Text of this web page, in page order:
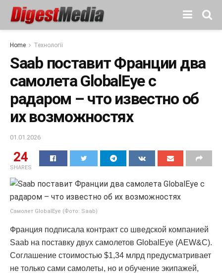
Home Технології
Saab поставит Франции два
самолета GlobalEye с
радаром – что известно об
их возможностях
01.01.2026
24
SHARES
Самолет GlobalEye (Фото: Saab)
Франция подписала контракт со шведской компанией
Saab на поставку двух самолетов GlobalEye (AEW&C).
Соглашение стоимостью $1,34 млрд предусматривает
не только сами самолеты, но и обучение экипажей,